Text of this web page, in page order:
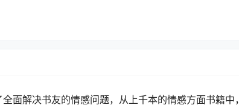
面解决书友的情感问题，从上千本的情感方面书籍中，